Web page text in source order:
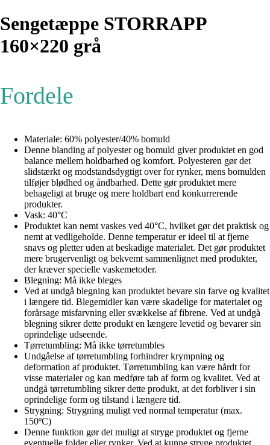
Sengetæppe STORRAPP
160×220 grå
Fordele
Materiale: 60% polyester/40% bomuld
Denne blanding af polyester og bomuld giver produktet en god
balance mellem holdbarhed og komfort. Polyesteren gør det
slidstærkt og modstandsdygtigt over for rynker, mens bomulden
tilføjer blødhed og åndbarhed. Dette gør produktet mere
behageligt at bruge og mere holdbart end konkurrerende
produkter.
Vask: 40°C
Produktet kan nemt vaskes ved 40°C, hvilket gør det praktisk og
nemt at vedligeholde. Denne temperatur er ideel til at fjerne
snavs og pletter uden at beskadige materialet. Det gør produktet
mere brugervenligt og bekvemt sammenlignet med produkter,
der kræver specielle vaskemetoder.
Blegning: Må ikke bleges
Ved at undgå blegning kan produktet bevare sin farve og kvalitet
i længere tid. Blegemidler kan være skadelige for materialet og
forårsage misfarvning eller svækkelse af fibrene. Ved at undgå
blegning sikrer dette produkt en længere levetid og bevarer sin
oprindelige udseende.
Tørretumbling: Må ikke tørretumbles
Undgåelse af tørretumbling forhindrer krympning og
deformation af produktet. Tørretumbling kan være hårdt for
visse materialer og kan medføre tab af form og kvalitet. Ved at
undgå tørretumbling sikrer dette produkt, at det forbliver i sin
oprindelige form og tilstand i længere tid.
Strygning: Strygning muligt ved normal temperatur (max.
150ºC)
Denne funktion gør det muligt at stryge produktet og fjerne